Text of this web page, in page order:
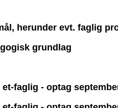
herunder evt. faglig
grundlag
faglig - optag